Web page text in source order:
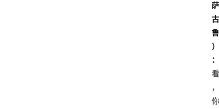
萨
古
鲁
）
：
看
，
你